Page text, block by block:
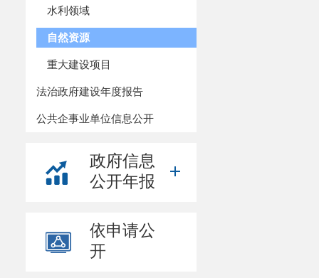
水利领域
自然资源
重大建设项目
法治政府建设年度报告
公共企事业单位信息公开
政府信息
公开年报
依申请公
开